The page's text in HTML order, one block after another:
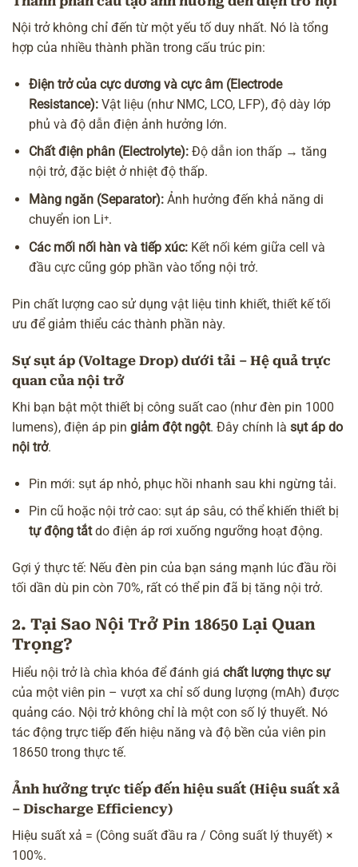
Nội trở không chỉ đến từ một yếu tố duy nhất. Nó là tổng
hợp của nhiều thành phần trong cấu trúc pin:
Điện trở của cực dương và cực âm (Electrode
Resistance): Vật liệu (như NMC, LCO, LFP), độ dày lớp
phủ và độ dẫn điện ảnh hưởng lớn.
Chất điện phân (Electrolyte): Độ dẫn ion thấp → tăng
nội trở, đặc biệt ở nhiệt độ thấp.
Màng ngăn (Separator): Ảnh hưởng đến khả năng di
chuyển ion Li⁺.
Các mối nối hàn và tiếp xúc: Kết nối kém giữa cell và
đầu cực cũng góp phần vào tổng nội trở.
Pin chất lượng cao sử dụng vật liệu tinh khiết, thiết kế tối
ưu để giảm thiểu các thành phần này.
Sự sụt áp (Voltage Drop) dưới tải – Hệ quả trực
quan của nội trở
Khi bạn bật một thiết bị công suất cao (như đèn pin 1000
lumens), điện áp pin giảm đột ngột. Đây chính là sụt áp do
nội trở.
Pin mới: sụt áp nhỏ, phục hồi nhanh sau khi ngừng tải.
Pin cũ hoặc nội trở cao: sụt áp sâu, có thể khiến thiết bị
tự động tắtdo điện áp rơi xuống ngưỡng hoạt động.
Gợi ý thực tế: Nếu đèn pin của bạn sáng mạnh lúc đầu rồi
tối dần dù pin còn 70%, rất có thể pin đã bị tăng nội trở.
2. Tại Sao Nội Trở Pin 18650 Lại Quan
Trọng?
Hiểu nội trở là chìa khóa để đánh giá chất lượng thực sự
của một viên pin – vượt xa chỉ số dung lượng (mAh) được
quảng cáo. Nội trở không chỉ là một con số lý thuyết. Nó
tác động trực tiếp đến hiệu năng và độ bền của viên pin
18650 trong thực tế.
Ảnh hưởng trực tiếp đến hiệu suất (Hiệu suất xả
– Discharge Efficiency)
Hiệu suất xả = (Công suất đầu ra / Công suất lý thuyết) ×
100%.